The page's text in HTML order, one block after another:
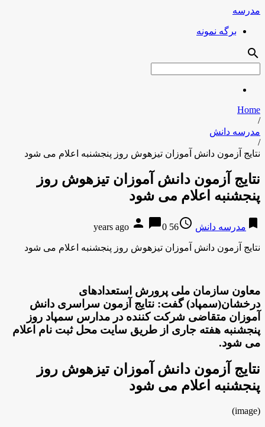
مدرسه
برگه نمونه
search
Home
/
مدرسه دانش
/
نتایج آزمون دانش آموزان تیزهوش روز پنجشنبه اعلام می شود
نتایج آزمون دانش آموزان تیزهوش روز
پنجشنبه اعلام می شود
bookmark مدرسه دانش access_time
56 years ago
person chat_bubble0
نتایج آزمون دانش آموزان تیزهوش روز پنجشنبه اعلام می شود
معاون سازمان ملی پرورش استعدادهای
درخشان(سمپاد) گفت: نتایج آزمون سراسری دانش
آموزان متقاضی شرکت کننده در مدارس سمپاد روز
پنجشنبه هفته جاری از طریق سایت محل ثبت نام اعلام
می شود.
نتایج آزمون دانش آموزان تیزهوش روز
پنجشنبه اعلام می شود
(image)